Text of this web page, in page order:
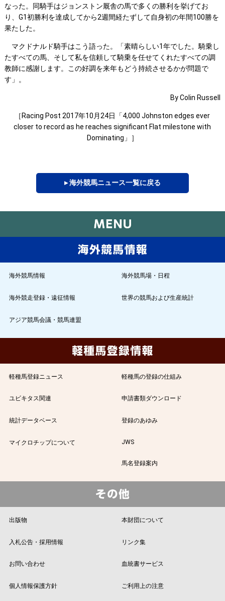
なった。同騎手はジョンストン厩舎の馬で多くの勝利を挙げてお
り、G1初勝利を達成してから2週間経たずして自身初の年間100勝を
果たした。
マクドナルド騎手はこう語った。「素晴らしい1年でした。騎乗し
たすべての馬、そして私を信頼して騎乗を任せてくれたすべての調
教師に感謝します。この好調を来年もどう持続させるかが問題で
す」。
By Colin Russell
［Racing Post 2017年10月24日「4,000 Johnston edges ever
closer to record as he reaches significant Flat milestone with
Dominating」］
▸ 海外競馬ニュース一覧に戻る
海外競馬情報 海外競馬場・日程
海外競走登録・遠征情報 世界の競馬および生産統計
アジア競馬会議・競馬連盟
軽種馬登録ニュース 軽種馬の登録の仕組み
ユビキタス関連 申請書類ダウンロード
統計データベース 登録のあゆみ
マイクロチップについて JWS
馬名登録案内
出版物 本財団について
入札公告・採用情報 リンク集
お問い合わせ 血統書サービス
個人情報保護方針 ご利用上の注意